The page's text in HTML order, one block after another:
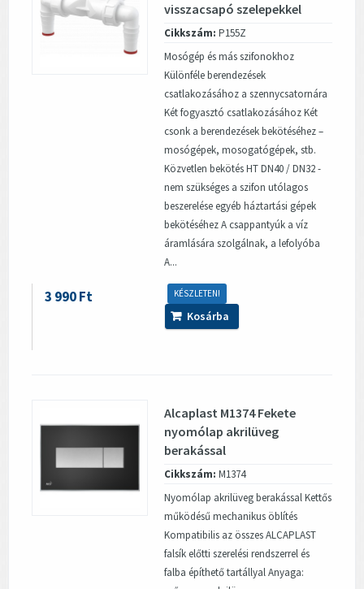
visszacsapó szelepekkel
Cikkszám: P155Z
Mosógép és más szifonokhoz
Különféle berendezések
csatlakozásához a szennycsatornára
Két fogyasztó csatlakozásához Két
csonk a berendezések bekötéséhez –
mosógépek, mosogatógépek, stb.
Közvetlen bekötés HT DN40 / DN32 -
nem szükséges a szifon utólagos
beszerelése egyéb háztartási gépek
bekötéséhez A csappantyúk a víz
áramlására szolgálnak, a lefolyóba
A...
KÉSZLETEN!
3 990 Ft
Kosárba
Alcaplast M1374 Fekete
nyomólap akrilüveg
berakással
Cikkszám: M1374
Nyomólap akrilüveg berakással Kettős
működésű mechanikus öblítés
Kompatibilis az összes ALCAPLAST
falsík előtti szerelési rendszerrel és
falba építhető tartállyal Anyaga: